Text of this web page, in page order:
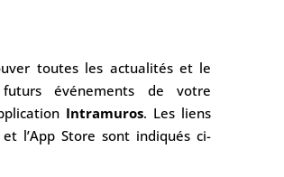
toutes les actualités et le
événements de votre
Intramuros. Les liens
l’App Store sont indiqués ci-